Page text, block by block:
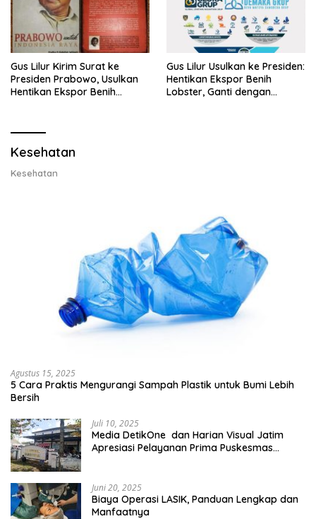
Gus Lilur Kirim Surat ke
Presiden Prabowo, Usulkan
Hentikan Ekspor Benih
Gus Lilur Usulkan ke Presiden:
Hentikan Ekspor Benih
Lobster, Ganti dengan
Kesehatan
Kesehatan
Agustus 15, 2025
5 Cara Praktis Mengurangi Sampah Plastik untuk Bumi Lebih
Bersih
Juli 10, 2025
Media DetikOne dan Harian Visual Jatim
Apresiasi Pelayanan Prima Puskesmas
Juni 20, 2025
Biaya Operasi LASIK, Panduan Lengkap dan
Manfaatnya